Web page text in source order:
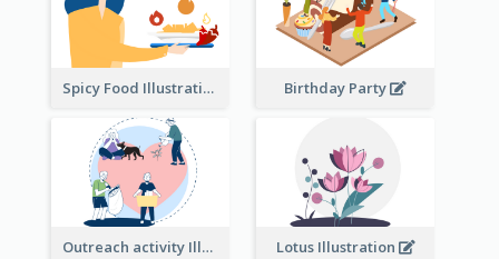
Spicy Food Illustration Birthday Party
Outreach activity Illustration Lotus Illustration